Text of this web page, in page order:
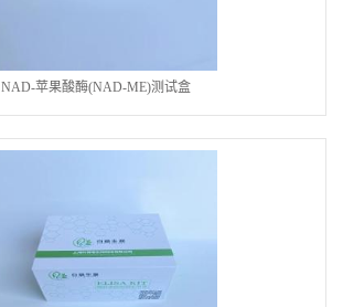
NAD-苹果酸酶(NAD-ME)测试盒